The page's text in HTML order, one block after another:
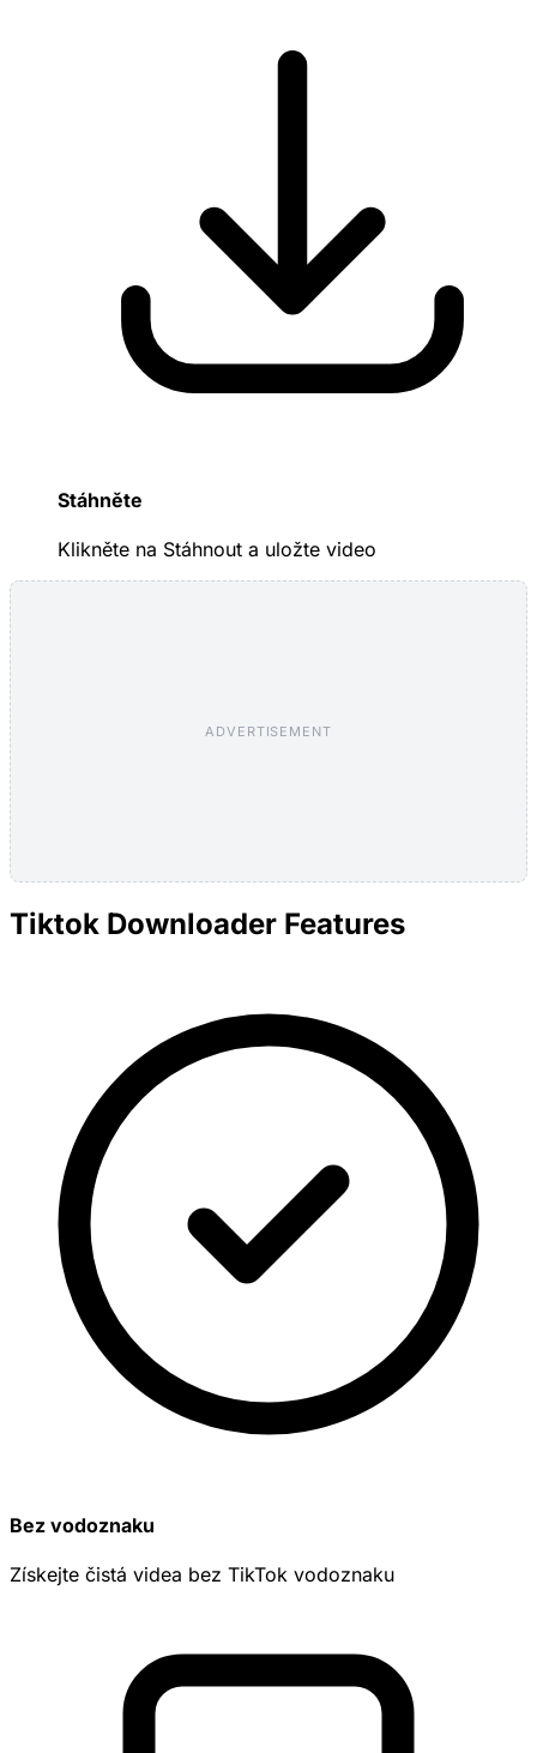
Stáhněte
Klikněte na Stáhnout a uložte video
ADVERTISEMENT
Tiktok Downloader Features
Bez vodoznaku
Získejte čistá videa bez TikTok vodoznaku